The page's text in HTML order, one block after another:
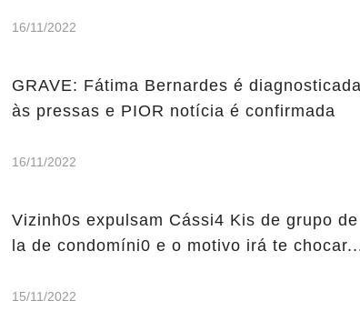
16/11/2022
GRAVE: Fátima Bernardes é
às pressas e PIOR notícia é confirmada
16/11/2022
Vizinh0s expulsam Cássi4 Kis de grupo
la de condomíni0 e o motivo irá te
15/11/2022